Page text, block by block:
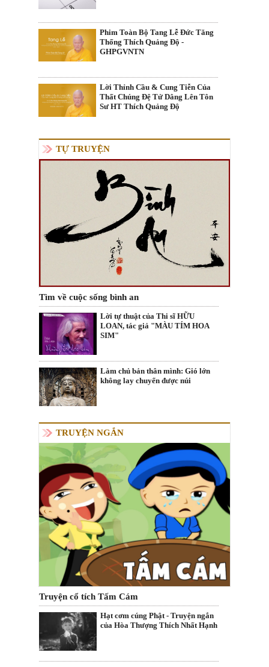
Phim Toàn Bộ Tang Lễ Đức Tăng
Thống Thích Quảng Độ -
GHPGVNTN
Lời Thỉnh Cầu & Cung Tiễn Của
Thất Chúng Đệ Tử Dâng Lên Tôn
Sư HT Thích Quảng Độ
TỰ TRUYỆN
Tìm về cuộc sống bình an
Lời tự thuật của Thi sĩ HỮU
LOAN, tác giả "MÀU TÍM HOA
SIM"
Làm chủ bản thân mình: Gió lớn
không lay chuyển được núi
TRUYỆN NGẮN
Truyện cổ tích Tấm Cám
Hạt cơm cúng Phật - Truyện ngắn
của Hòa Thượng Thích Nhất Hạnh